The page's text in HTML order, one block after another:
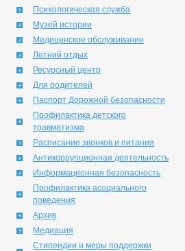
Психологическая служба
Музей истории
Медицинское обслуживание
Летний отдых
Ресурсный центр
Для родителей
Паспорт Дорожной безопасности
Профилактика детского
травматизма
Расписание звонков и питания
Антикоррупционная деятельность
Информационная безопасность
Профилактика асоциального
поведения
Архив
Медиация
Стипендии и меры поддержки